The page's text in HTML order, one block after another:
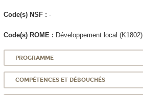
Code(s) NSF : -
Code(s) ROME : Développement local (K1802)
PROGRAMME
COMPÉTENCES ET DÉBOUCHÉS